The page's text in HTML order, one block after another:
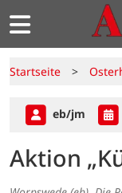
Startseite >
eb/jm
Aktion